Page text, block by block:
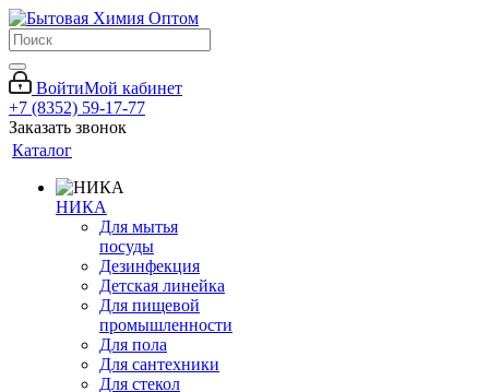
ВойтиМой кабинет
+7 (8352) 59-17-77
Заказать звонок
Каталог
НИКА
Для мытья
посуды
Дезинфекция
Детская линейка
Для пищевой
промышленности
Для пола
Для сантехники
Для стекол